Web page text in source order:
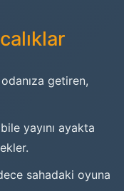
odanıza getiren,
yayını ayakta
sahadaki oyuna